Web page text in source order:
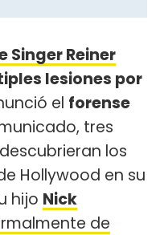
Singer Reiner
lesiones por
el forense
tres
los
Hollywood en su
hijo Nick
de